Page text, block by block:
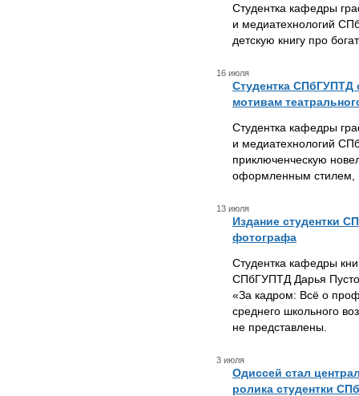
Студентка кафедры
и медиатехнологий
детскую книгу про
16 июля
Студентка СПбГУПТД
мотивам
Студентка кафедры
и медиатехнологий
приключенческую
оформленным стилем,
13 июля
Издание студентки
фотографа
Студентка кафедры
СПбГУПТД Дарья
«За кадром: Всё о
среднего школьного
не представлены.
3 июля
Одиссей стал
ролика студентки